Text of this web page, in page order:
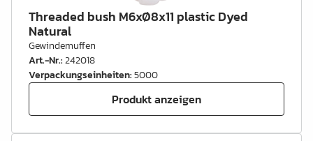
Threaded bush M6xØ8x11 plastic Dyed
Natural
Gewindemuffen
Art.-Nr.:242018
Verpackungseinheiten:5000
Produkt anzeigen